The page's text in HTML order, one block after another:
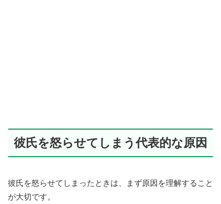
彼氏を怒らせてしまう代表的な原因
彼氏を怒らせてしまったときは、まず原因を理解すること
が大切です。